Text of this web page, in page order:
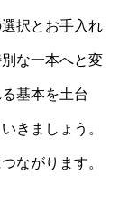
択とお手入れ
な一本へと変
基本を土台
きましょう。
ながります。